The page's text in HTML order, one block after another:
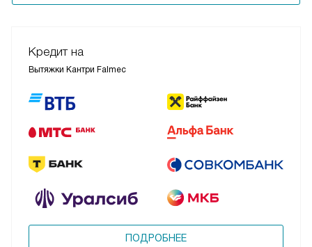
Кредит на
Вытяжки Кантри Falmec
ПОДРОБНЕЕ